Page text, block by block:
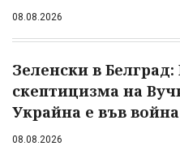
08.08.2026
Зеленски в
скептицизма на
Украйна е във
08.08.2026